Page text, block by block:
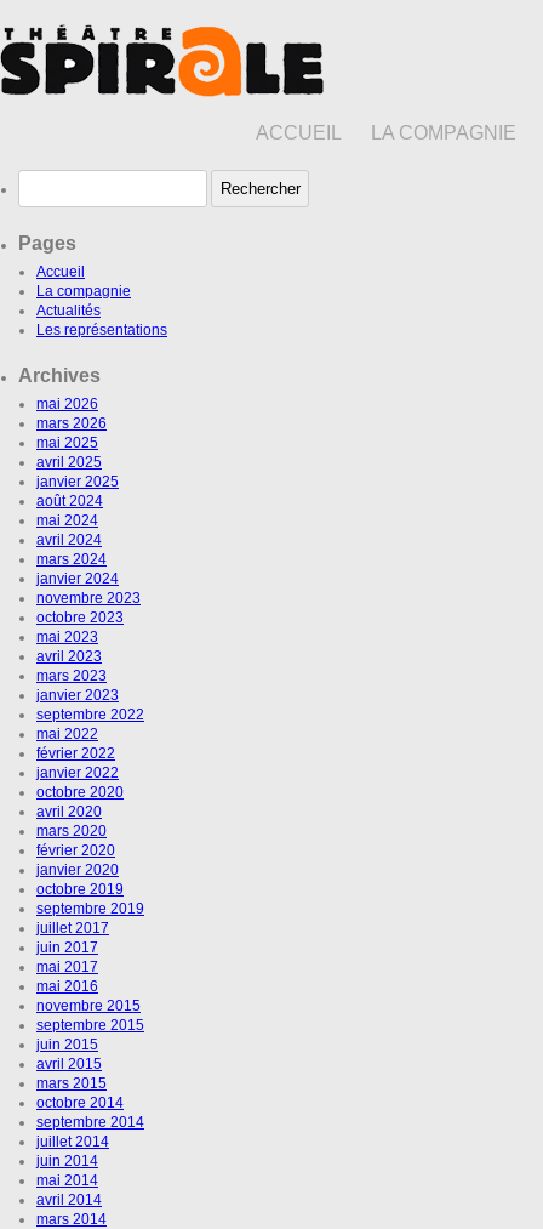
ACCUEIL LA COMPAGNIE
Pages
Accueil
La compagnie
Actualités
Les représentations
Archives
mai 2026
mars 2026
mai 2025
avril 2025
janvier 2025
août 2024
mai 2024
avril 2024
mars 2024
janvier 2024
novembre 2023
octobre 2023
mai 2023
avril 2023
mars 2023
janvier 2023
septembre 2022
mai 2022
février 2022
janvier 2022
octobre 2020
avril 2020
mars 2020
février 2020
janvier 2020
octobre 2019
septembre 2019
juillet 2017
juin 2017
mai 2017
mai 2016
novembre 2015
septembre 2015
juin 2015
avril 2015
mars 2015
octobre 2014
septembre 2014
juillet 2014
juin 2014
mai 2014
avril 2014
mars 2014